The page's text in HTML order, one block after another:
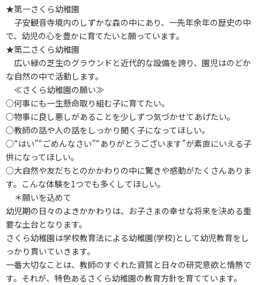
★第一さくら幼稚園
子安観音寺境内のしずかな森の中にあり、一先年余年の歴史の中
で、幼児の心を豊かに育てたいと願っています。
★第二さくら幼稚園
広い緑の芝生のグラウンドと近代的な設備を誇り、園児はのどか
な自然の中で活動します。
≪さくら幼稚園の願い≫
○何事にも一生懸命取り組む子に育てたい。
○物事に良し悪しがあることを少しずつ気づかせてあげたい。
○教師の話や人の話をしっかり聞く子になってほしい。
○“はい”“ごめんなさい”“ありがとうございます”が素直にいえる子
供になってほしい。
○大自然や友だちとのかかわりの中に驚きや感動がたくさんありま
す。こんな体験を1つでも多くしてほしい。
＊願いを込めて
幼児期の日々のよきかかわりは、お子さまの幸せな将来を決める重
要な土台となります。
さくら幼稚園は学校教育法による幼稚園(学校)として幼児教育をし
っかり貫いていきます。
一番大切なことは、教師のすぐれた資質と日々の研究意欲と情熱で
す。それが、特色あるさくら幼稚園の教育方針を育てています。